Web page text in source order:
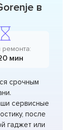
в
мин
срочным
сервисные
после
гаджет или